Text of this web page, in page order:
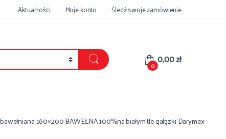
Aktualności Moje konto Śledź swoje zamówienie
0 0,00zł
160×200 BAWEŁNA 100%na białym tle gałązki Darymex